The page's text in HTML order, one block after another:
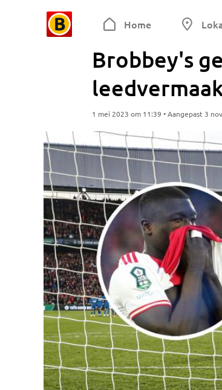
Home
Brobbey's
1 mei 2023 om 11:39 • Aangepast 3